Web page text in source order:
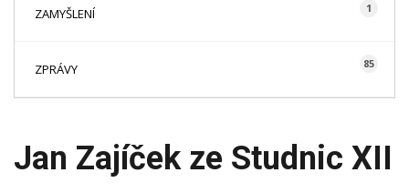
ZAMYŠLENÍ 1
ZPRÁVY 85
Jan Zajíček ze Studnic XII